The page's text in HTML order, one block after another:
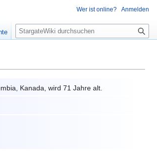
Kanada, wird 71 Jahre alt.
Wer ist online? Anmelden
S
u
e